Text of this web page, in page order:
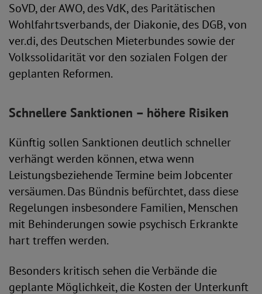
SoVD, der AWO, des VdK, des Paritätischen
Wohlfahrtsverbands, der Diakonie, des DGB, von
ver.di, des Deutschen Mieterbundes sowie der
Volkssolidarität vor den sozialen Folgen der
geplanten Reformen.
Schnellere Sanktionen – höhere Risiken
Künftig sollen Sanktionen deutlich schneller
verhängt werden können, etwa wenn
Leistungsbeziehende Termine beim Jobcenter
versäumen. Das Bündnis befürchtet, dass diese
Regelungen insbesondere Familien, Menschen
mit Behinderungen sowie psychisch Erkrankte
hart treffen werden.
Besonders kritisch sehen die Verbände die
geplante Möglichkeit, die Kosten der Unterkunft